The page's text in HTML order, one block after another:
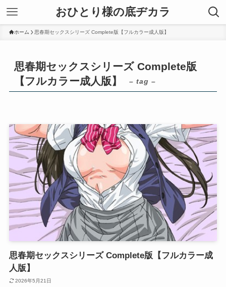
おひとり様の底ヂカラ
ホーム 思春期セックスシリーズ Complete版【フルカラー成人版】
思春期セックスシリーズ Complete版
【フルカラー成人版】
– tag –
思春期セックスシリーズ Complete版【フルカラー成
人版】
2026年5月21日